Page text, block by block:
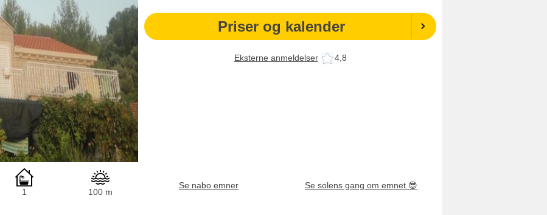
Priser og kalender
Eksterne anmeldelser 4,8
1 100 m
Se nabo emner Se solens gang om emnet 😎